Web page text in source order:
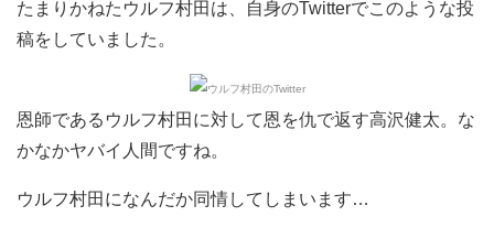
たまりかねたウルフ村田は、自身のTwitterでこのような投
稿をしていました。
恩師であるウルフ村田に対して恩を仇で返す高沢健太。な
かなかヤバイ人間ですね。
ウルフ村田になんだか同情してしまいます…